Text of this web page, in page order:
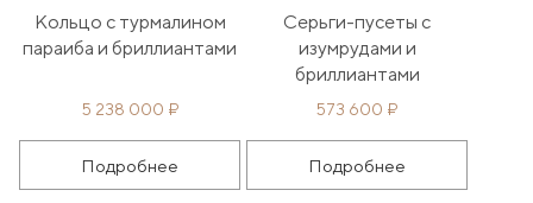
5 238 000 ₽
Кольцо с турмалином
параиба и бриллиантами
Подробнее
573 600 ₽
Серьги-пусеты с
изумрудами и
бриллиантами
Подробнее